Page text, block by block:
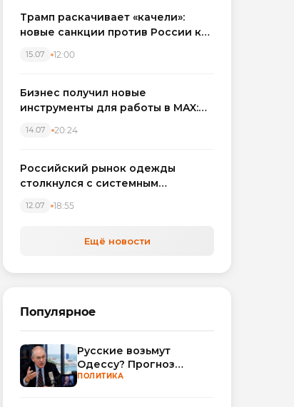
Трамп раскачивает «качели»:
новые санкции против России как
15.07 12:00
Бизнес получил новые
инструменты для работы в MAX:
автоматизируют обработку
14.07 20:24
Российский рынок одежды
столкнулся с системным
12.07 18:55
Ещё новости
Популярное
Русские возьмут
Одессу? Прогноз
Миршаймера
ПОЛИТИКА